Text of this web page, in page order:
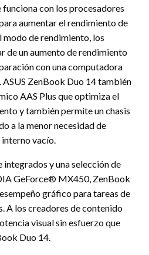
funciona con los procesadores
aumentar el rendimiento de
de rendimiento, los
de un aumento de rendimiento
con una computadora
ZenBook Duo 14 también
AAS Plus que optimiza el
y también permite un chasis
a la menor necesidad de
vacío.
y una selección de
GeForce® MX450, ZenBook
gráfico para tareas de
A los creadores de contenido
visual sin esfuerzo que
Duo 14.